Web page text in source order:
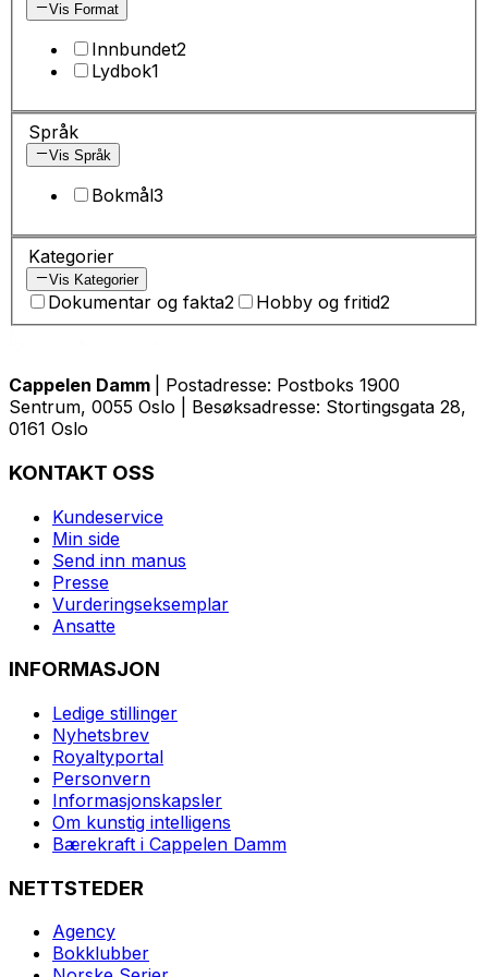
Vis Format
Innbundet2
Lydbok1
Språk
Vis Språk
Bokmål3
Kategorier
Vis Kategorier
Dokumentar og fakta2 Hobby og fritid2
Cappelen Damm
| Postadresse: Postboks 1900
Sentrum, 0055 Oslo | Besøksadresse: Stortingsgata 28,
0161 Oslo
KONTAKT OSS
Kundeservice
Min side
Send inn manus
Presse
Vurderingseksemplar
Ansatte
INFORMASJON
Ledige stillinger
Nyhetsbrev
Royaltyportal
Personvern
Informasjonskapsler
Om kunstig intelligens
Bærekraft i Cappelen Damm
NETTSTEDER
Agency
Bokklubber